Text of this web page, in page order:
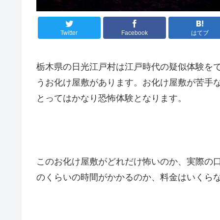
Twitter Facebook はてブ
栃木県の日光江戸村は江戸時代の疑似体験を
うお化け屋敷があります。お化け屋敷が苦手
とってはかなり恐怖体験となります。
このお化け屋敷がどれだけ怖いのか、実際の
のくらいの時間がかかるのか、料金はいくら